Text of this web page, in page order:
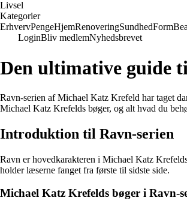
Livsel
Kategorier
ErhvervPengeHjemRenoveringSundhedForm
LoginBliv medlemNyhedsbrevet
Den ultimative guide
Ravn-serien af Michael Katz Krefeld har taget
Michael Katz Krefelds bøger, og alt hvad du
Introduktion til Ravn-serien
Ravn er hovedkarakteren i Michael Katz
holder læserne fanget fra første til sidste side.
Michael Katz Krefelds bøger i Ravn-